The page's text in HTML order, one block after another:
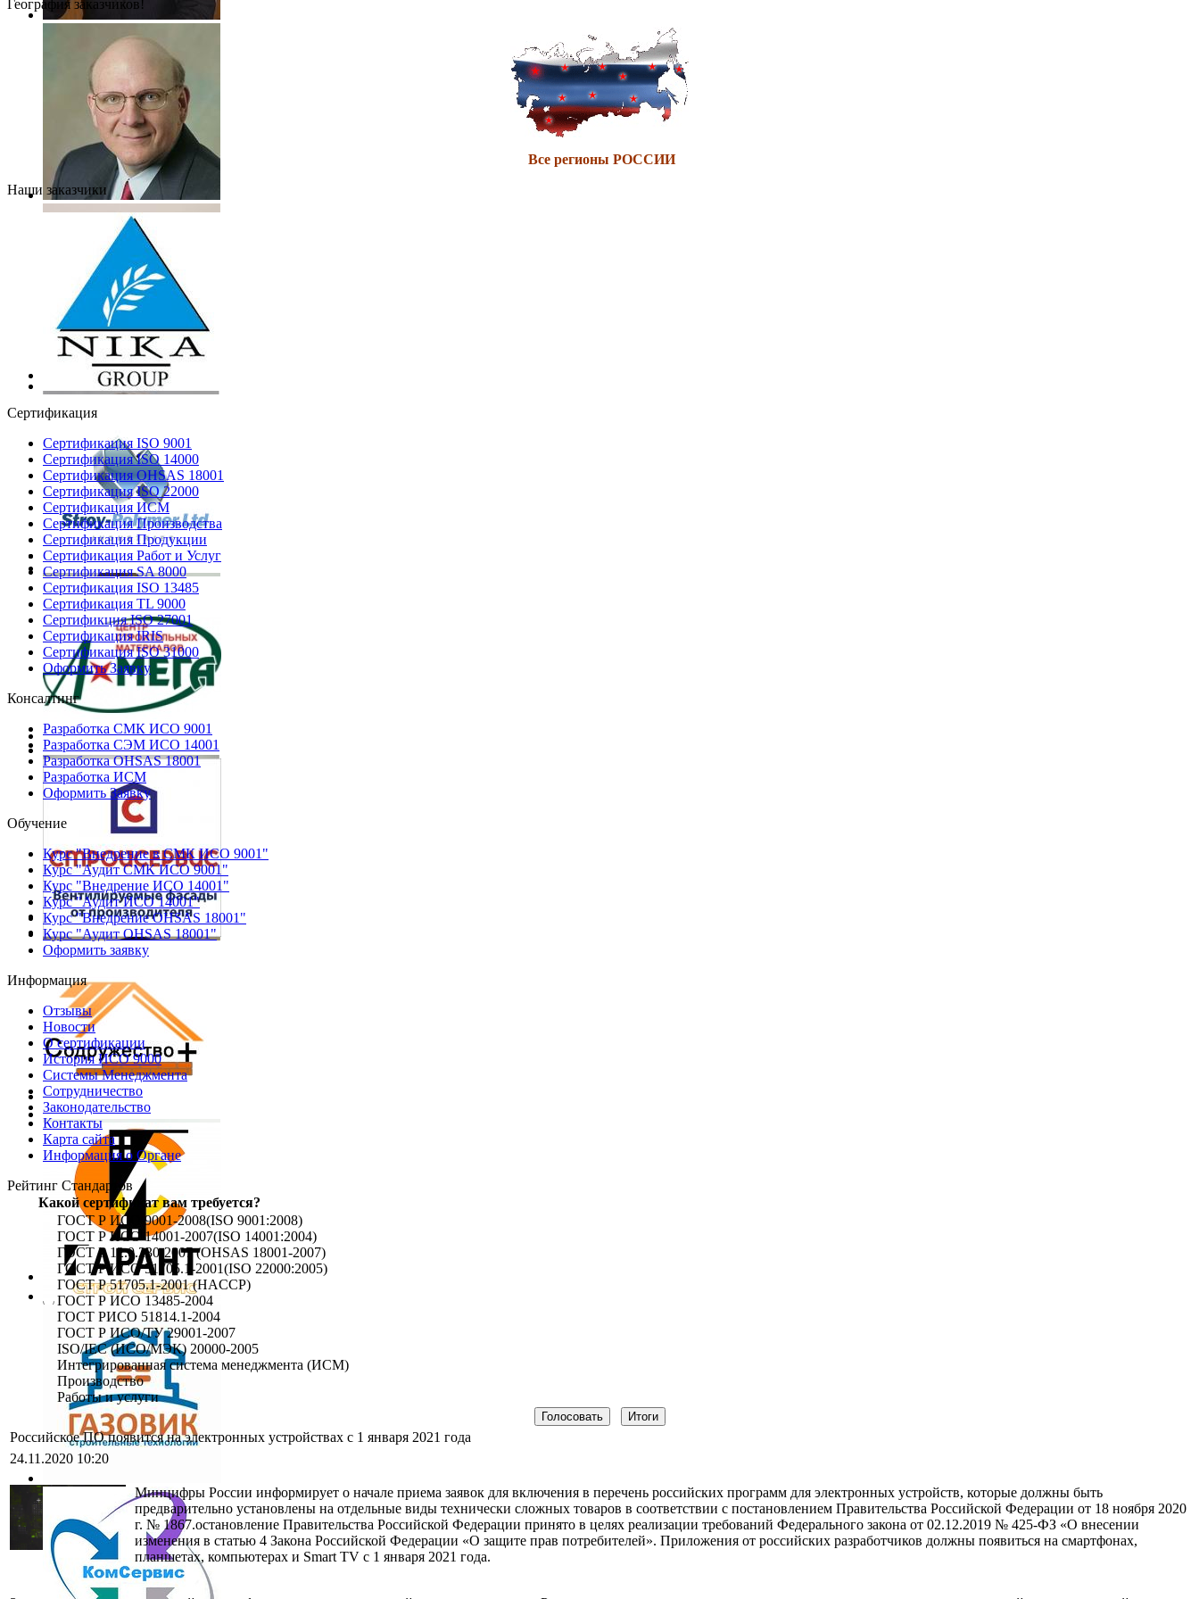
География заказчиков!
Все регионы РОССИИ
Наши заказчики
Сертификация
Сертификация ISO 9001
Сертификация ISO 14000
Сертификация OHSAS 18001
Сертификация ISO 22000
Сертификация ИСМ
Сертификация Производства
Сертификация Продукции
Сертификация Работ и Услуг
Сертификация SA 8000
Сертификация ISO 13485
Сертификация TL 9000
Сертификция ISO 27001
Сертификация IRIS
Сертификация ISO 31000
Оформить Заявку
Консалтинг
Разработка СМК ИСО 9001
Разработка СЭМ ИСО 14001
Разработка OHSAS 18001
Разработка ИСМ
Оформить Заявку
Обучение
Курс "Внедрение в СМК ИСО 9001"
Курс "Аудит СМК ИСО 9001"
Курс "Внедрение ИСО 14001"
Курс "Аудит ИСО 14001"
Курс "Внедрение OHSAS 18001"
Курс "Аудит OHSAS 18001"
Оформить заявку
Информация
Отзывы
Новости
О сертификации
История ИСО 9000
Системы Менеджмента
Сотрудничество
Законодательство
Контакты
Карта сайта
Информация о Органе
Рейтинг Стандартов
Какой сертификат вам требуется?
ГОСТ Р ИСО 9001-2008(ISO 9001:2008)
ГОСТ Р ИСО 14001-2007(ISO 14001:2004)
ГОСТ Р 12.0.230-2007 (OHSAS 18001-2007)
ГОСТ Р ИСО 51705.1-2001(ISO 22000:2005)
ГОСТ Р 51705.1-2001 (HACCP)
ГОСТ Р ИСО 13485-2004
ГОСТ РИСО 51814.1-2004
ГОСТ Р ИСО/ТУ 29001-2007
ISO/IEC (ИСО/МЭК) 20000-2005
Интегрированная система менеджмента (ИСМ)
Производство
Работы и услуги
Российское ПО появится на электронных устройствах с 1 января 2021 года
24.11.2020 10:20
Минцифры России информирует о начале приема заявок для включения в перечень российских программ для электронных устройств, которые должны быть
предварительно установлены на отдельные виды технически сложных товаров в соответствии с постановлением Правительства Российской Федерации от 18 ноября 2020
г. № 1867.остановление Правительства Российской Федерации принято в целях реализации требований Федерального закона от 02.12.2019 № 425-ФЗ «О внесении
изменения в статью 4 Закона Российской Федерации «О защите прав потребителей». Приложения от российских разработчиков должны появиться на смартфонах,
планшетах, компьютерах и Smart TV с 1 января 2021 года.